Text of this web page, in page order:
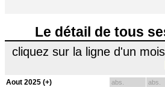
Le détail de tous
cliquez sur la ligne d'un
Aout 2025 (+) abs. abs.